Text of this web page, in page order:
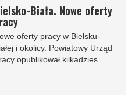
Biała. Nowe oferty
oferty pracy w Bielsku-
i okolicy. Powiatowy Urząd
opublikował kilkadzies...